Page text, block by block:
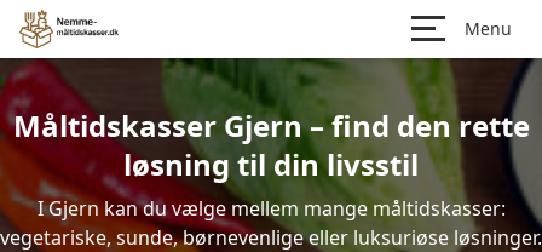
Menu
Måltidskasser Gjern – find den rette
løsning til din livsstil
I Gjern kan du vælge mellem mange måltidskasser:
vegetariske, sunde, børnevenlige eller luksuriøse løsninger.